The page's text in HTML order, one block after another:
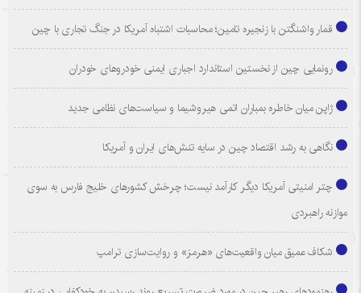
قمار واشنگتن با زنجیره تامین؛ محاسبات اشتباه آمریکا در جنگ تجاری با چین
رونمایی چین از نخستین استاندارد اجباری ایمنی خودروهای خودران
ژاپن میان خاطره بمباران اتمی هیروشیما و سیاست‌های نظامی جدید
نگاهی به رشد اقتصاد چین در سایه تنش‌های ایران و آمریکا
چتر امنیتی آمریکا دیگر کارآمد نیست؛ چرخش کشورهای خلیج فارس به سوی
موازنه راهبردی
شکاف عمیق میان واقعیت‌های «هرمز» و روایت‌سازی ترامپ